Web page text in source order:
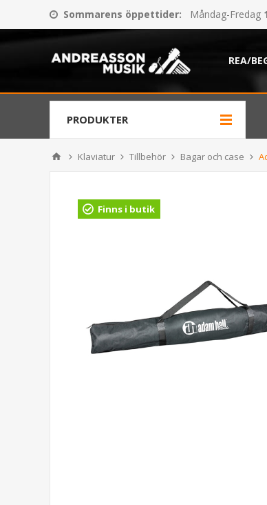
Sommarens öppettider: Måndag-Fredag
REA/
PRODUKTER
Klaviatur Tillbehör Bagar och case
Finns i butik